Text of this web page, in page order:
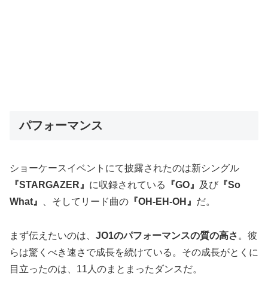
パフォーマンス
ショーケースイベントにて披露されたのは新シングル
『STARGAZER』 に収録されている 『GO』 及び 『So
What』
、そしてリード曲の 『OH-EH-OH』 だ。
まず伝えたいのは、 JO1のパフォーマンスの質の高さ 。彼
らは驚くべき速さで成長を続けている。その成長がとくに
目立ったのは、11人のまとまったダンスだ。